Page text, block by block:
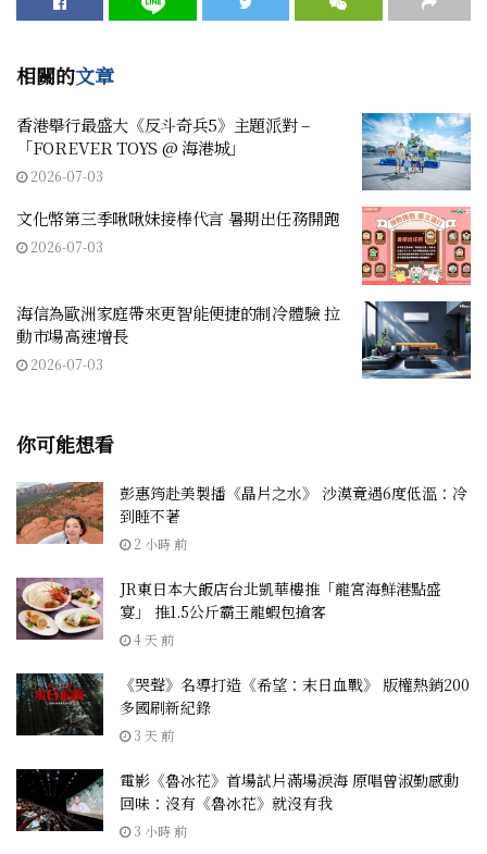
相關的文章
香港舉行最盛大《反斗奇兵5》主題派對 –
「FOREVER TOYS @ 海港城」
2026-07-03
文化幣第三季啾啾妹接棒代言 暑期出任務開跑
2026-07-03
海信為歐洲家庭帶來更智能便捷的制冷體驗 拉
動市場高速增長
2026-07-03
你可能想看
彭惠筠赴美製播《晶片之水》 沙漠竟遇6度低溫：冷
到睡不著
2 小時 前
JR東日本大飯店台北凱華樓推「龍宮海鮮港點盛
宴」 推1.5公斤霸王龍蝦包搶客
4 天 前
《哭聲》名導打造《希望：末日血戰》 版權熱銷200
多國刷新紀錄
3 天 前
電影《魯冰花》首場試片滿場淚海 原唱曾淑勤感動
回味：沒有《魯冰花》就沒有我
3 小時 前